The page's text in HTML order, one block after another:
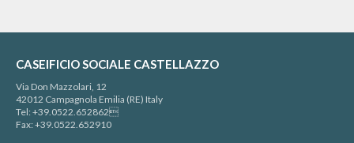
CASEIFICIO SOCIALE CASTELLAZZO
Via Don Mazzolari, 12
42012 Campagnola Emilia (RE) Italy
Tel: +39.0522.652862
Fax: +39.0522.652910